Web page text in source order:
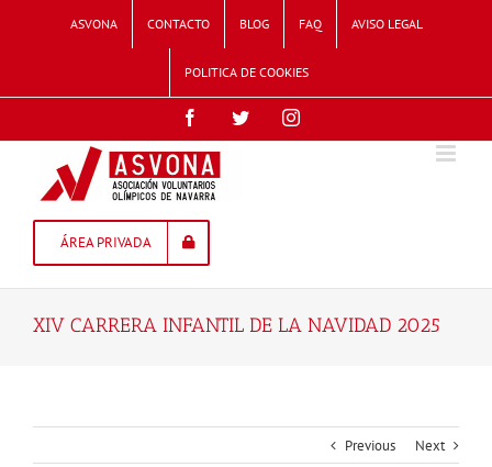
ASVONA CONTACTO BLOG FAQ AVISO LEGAL
POLITICA DE COOKIES
FacebookTwitterInstagram
ÁREA PRIVADA
XIV CARRERA INFANTIL DE LA NAVIDAD 2025
Previous Next